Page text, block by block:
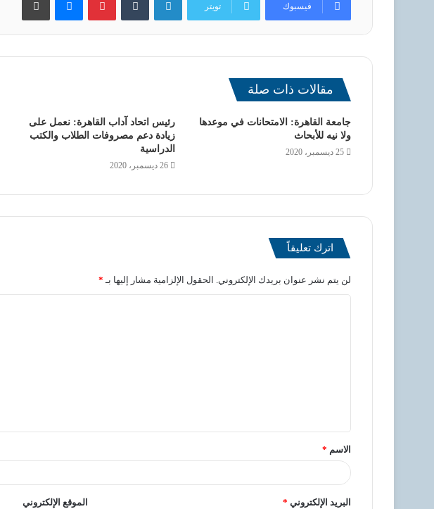
فيسبوك تويتر
مقالات ذات صلة
جامعة القاهرة: الامتحانات في موعدها
ولا نيه للأبحاث
25 ديسمبر، 2020
رئيس اتحاد آداب القاهرة: نعمل على
زيادة دعم مصروفات الطلاب والكتب
الدراسية
26 ديسمبر، 2020
اترك تعليقاً
لن يتم نشر عنوان بريدك الإلكتروني. الحقول الإلزامية مشار إليها بـ *
الاسم *
البريد الإلكتروني * الموقع الإلكتروني